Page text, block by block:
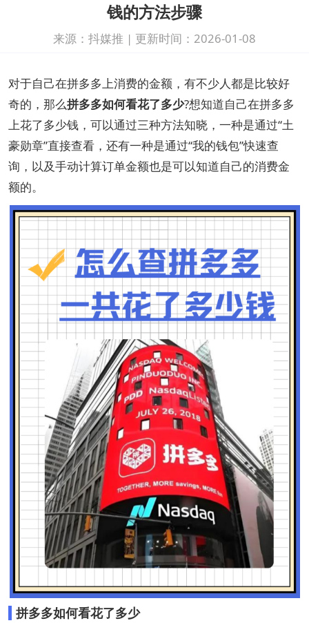
钱的方法步骤
来源：抖媒推 | 更新时间：2026-01-08
对于自己在拼多多上消费的金额，有不少人都是比较好
奇的，那么拼多多如何看花了多少?想知道自己在拼多多
上花了多少钱，可以通过三种方法知晓，一种是通过“土
豪勋章”直接查看，还有一种是通过“我的钱包”快速查
询，以及手动计算订单金额也是可以知道自己的消费金
额的。
拼多多如何看花了多少